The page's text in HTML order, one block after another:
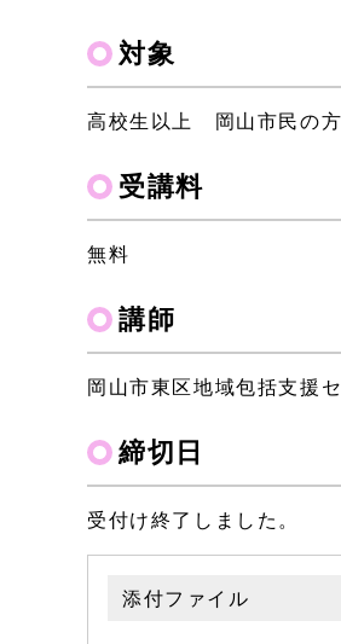
対象
高校生以上 岡山市民の
受講料
無料
講師
岡山市東区地域包括支援
締切日
受付け終了しました。
添付ファイル